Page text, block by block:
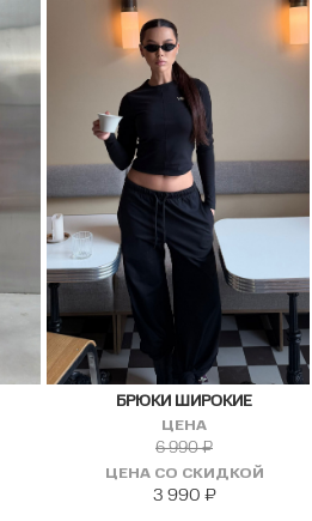
БРЮКИ ШИРОКИЕ
ЦЕНА
6 990₽
ЦЕНА СО СКИДКОЙ
3 990 ₽